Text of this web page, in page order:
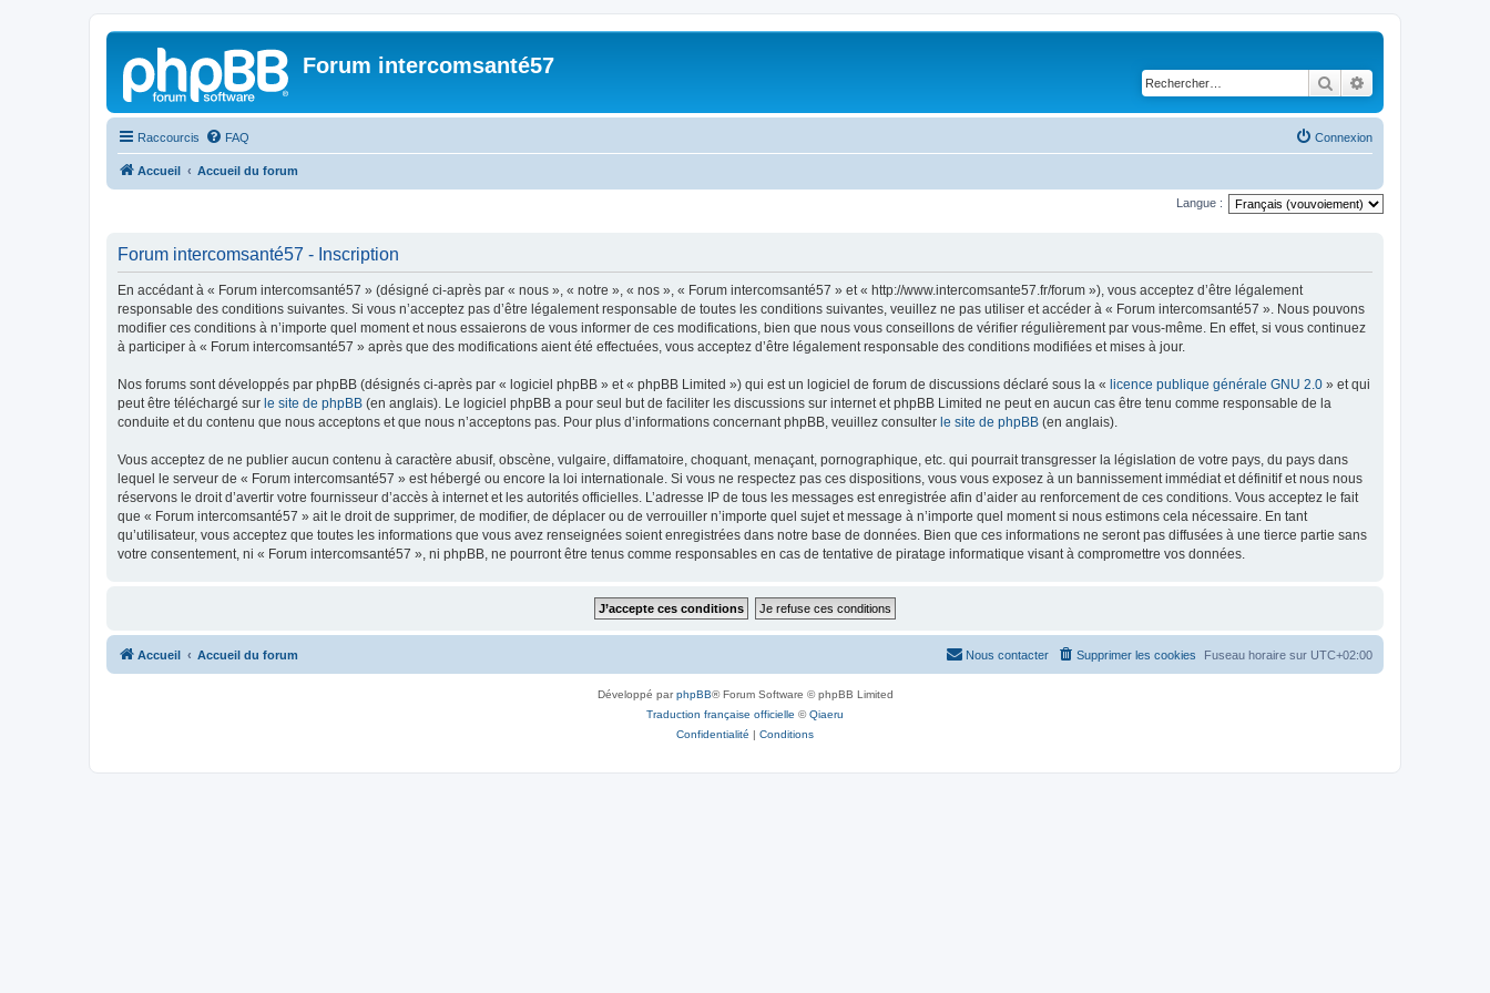
Forum intercomsanté57
Rechercher
Raccourcis FAQ Connexion
Accueil Accueil du forum
Langue :
Forum intercomsanté57 - Inscription
En accédant à « Forum intercomsanté57 » (désigné ci-après par « nous », « notre », « nos », « Forum intercomsanté57 » et « http://www.intercomsante57.fr/forum »), vous acceptez d’être légalement
responsable des conditions suivantes. Si vous n’acceptez pas d’être légalement responsable de toutes les conditions suivantes, veuillez ne pas utiliser et accéder à « Forum intercomsanté57 ». Nous pouvons
modifier ces conditions à n’importe quel moment et nous essaierons de vous informer de ces modifications, bien que nous vous conseillons de vérifier régulièrement par vous-même. En effet, si vous continuez
à participer à « Forum intercomsanté57 » après que des modifications aient été effectuées, vous acceptez d’être légalement responsable des conditions modifiées et mises à jour.
Nos forums sont développés par phpBB (désignés ci-après par « logiciel phpBB » et « phpBB Limited ») qui est un logiciel de forum de discussions déclaré sous la « licence publique générale GNU 2.0 » et qui
peut être téléchargé sur le site de phpBB (en anglais). Le logiciel phpBB a pour seul but de faciliter les discussions sur internet et phpBB Limited ne peut en aucun cas être tenu comme responsable de la
conduite et du contenu que nous acceptons et que nous n’acceptons pas. Pour plus d’informations concernant phpBB, veuillez consulter le site de phpBB (en anglais).
Vous acceptez de ne publier aucun contenu à caractère abusif, obscène, vulgaire, diffamatoire, choquant, menaçant, pornographique, etc. qui pourrait transgresser la législation de votre pays, du pays dans
lequel le serveur de « Forum intercomsanté57 » est hébergé ou encore la loi internationale. Si vous ne respectez pas ces dispositions, vous vous exposez à un bannissement immédiat et définitif et nous nous
réservons le droit d’avertir votre fournisseur d’accès à internet et les autorités officielles. L’adresse IP de tous les messages est enregistrée afin d’aider au renforcement de ces conditions. Vous acceptez le fait
que « Forum intercomsanté57 » ait le droit de supprimer, de modifier, de déplacer ou de verrouiller n’importe quel sujet et message à n’importe quel moment si nous estimons cela nécessaire. En tant
qu’utilisateur, vous acceptez que toutes les informations que vous avez renseignées soient enregistrées dans notre base de données. Bien que ces informations ne seront pas diffusées à une tierce partie sans
votre consentement, ni « Forum intercomsanté57 », ni phpBB, ne pourront être tenus comme responsables en cas de tentative de piratage informatique visant à compromettre vos données.
Accueil Accueil du forum Fuseau horaire sur UTC+02:00
Supprimer les cookies
Nous contacter
Développé parphpBB® Forum Software © phpBB Limited
Traduction française officielle ©Qiaeru
Confidentialité | Conditions